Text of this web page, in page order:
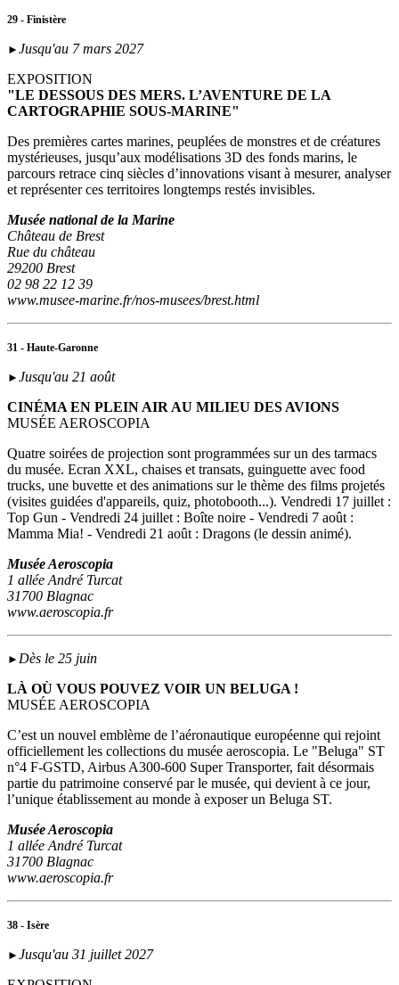
29 - Finistère
► Jusqu'au 7 mars 2027
EXPOSITION
"LE DESSOUS DES MERS. L’AVENTURE DE LA
CARTOGRAPHIE SOUS-MARINE"
Des premières cartes marines, peuplées de monstres et de créatures
mystérieuses, jusqu’aux modélisations 3D des fonds marins, le
parcours retrace cinq siècles d’innovations visant à mesurer, analyser
et représenter ces territoires longtemps restés invisibles.
Musée national de la Marine
Château de Brest
Rue du château
29200 Brest
02 98 22 12 39
www.musee-marine.fr/nos-musees/brest.html
31 - Haute-Garonne
► Jusqu'au 21 août
CINÉMA EN PLEIN AIR AU MILIEU DES AVIONS
MUSÉE AEROSCOPIA
Quatre soirées de projection sont programmées sur un des tarmacs
du musée. Ecran XXL, chaises et transats, guinguette avec food
trucks, une buvette et des animations sur le thème des films projetés
(visites guidées d'appareils, quiz, photobooth...). Vendredi 17 juillet :
Top Gun - Vendredi 24 juillet : Boîte noire - Vendredi 7 août :
Mamma Mia! - Vendredi 21 août : Dragons (le dessin animé).
Musée Aeroscopia
1 allée André Turcat
31700 Blagnac
www.aeroscopia.fr
► Dès le 25 juin
LÀ OÙ VOUS POUVEZ VOIR UN BELUGA !
MUSÉE AEROSCOPIA
C’est un nouvel emblème de l’aéronautique européenne qui rejoint
officiellement les collections du musée aeroscopia. Le "Beluga" ST
n°4 F-GSTD, Airbus A300-600 Super Transporter, fait désormais
partie du patrimoine conservé par le musée, qui devient à ce jour,
l’unique établissement au monde à exposer un Beluga ST.
Musée Aeroscopia
1 allée André Turcat
31700 Blagnac
www.aeroscopia.fr
38 - Isère
► Jusqu'au 31 juillet 2027